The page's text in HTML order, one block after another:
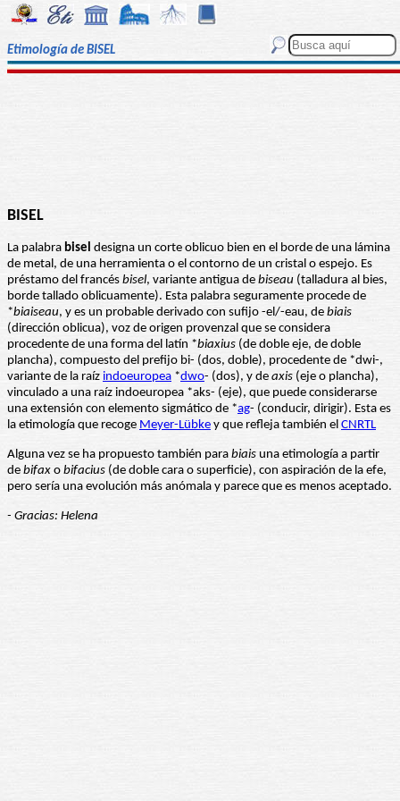
Etimología de BISEL
BISEL
La palabra bisel designa un corte oblicuo bien en el borde de una lámina
de metal, de una herramienta o el contorno de un cristal o espejo. Es
préstamo del francés bisel, variante antigua de biseau (talladura al bies,
borde tallado oblicuamente). Esta palabra seguramente procede de
*biaiseau, y es un probable derivado con sufijo -el/-eau, de biais
(dirección oblicua), voz de origen provenzal que se considera
procedente de una forma del latín *biaxius (de doble eje, de doble
plancha), compuesto del prefijo bi- (dos, doble), procedente de *dwi-,
variante de la raíz indoeuropea *dwo- (dos), y de axis (eje o plancha),
vinculado a una raíz indoeuropea *aks- (eje), que puede considerarse
una extensión con elemento sigmático de *ag- (conducir, dirigir). Esta es
la etimología que recoge Meyer-Lübke y que refleja también el CNRTL
Alguna vez se ha propuesto también para biais una etimología a partir
de bifax o bifacius (de doble cara o superficie), con aspiración de la efe,
pero sería una evolución más anómala y parece que es menos aceptado.
- Gracias: Helena